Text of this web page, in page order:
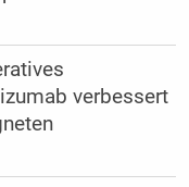
verbessert